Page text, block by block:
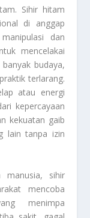
. Sihir hitam
di anggap
dan
mencelakai
budaya,
terlarang.
atau energi
kepercayaan
kekuatan gaib
lain tanpa izin
manusia, sihir
mencoba
menimpa